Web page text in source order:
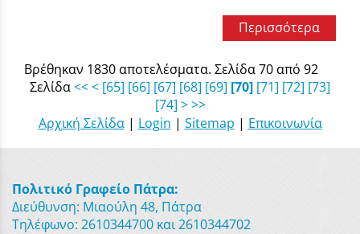
Περισσότερα
Βρέθηκαν 1830 αποτελέσματα. Σελίδα 70 από 92
Σελίδα<<< [65] [66] [67] [68] [69] [70] [71] [72] [73]
[74] > >>
Αρχική Σελίδα| Login | Sitemap | Επικοινωνία
Πολιτικό Γραφείο Πάτρα:
Διεύθυνση: Μιαούλη 48, Πάτρα
Τηλέφωνο: 2610344700 και 2610344702